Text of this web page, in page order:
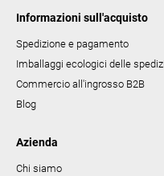
Informazioni sull'acquisto
Spedizione e pagamento
Imballaggi ecologici delle
Commercio all'ingrosso B2B
Blog
Azienda
Chi siamo